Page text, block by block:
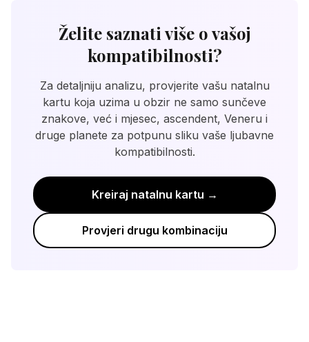
se povežete unatoč razlikama. Možda vam
može pomoći savjetovanje ili učenje o
astrologiji kako biste bolje razumjeli
međusobne prirode. Najvažnije, odlučite
aktivno birati jedno drugo svaki dan. Ključ
uspjeha leži u razumijevanju, kompromisima i
volji za rastom.
Veneru (ljubavni stil) i Mars (seksualna
energija). Sunčevi znakovi daju dobru
osnovnu procjenu, ali natalna karta pruža
detaljniju analizu dinamike odnosa.
Želite saznati više o vašoj
kompatibilnosti?
Za detaljniju analizu, provjerite vašu natalnu
kartu koja uzima u obzir ne samo sunčeve
znakove, već i mjesec, ascendent, Veneru i
druge planete za potpunu sliku vaše ljubavne
kompatibilnosti.
Kreiraj natalnu kartu →
Provjeri drugu kombinaciju